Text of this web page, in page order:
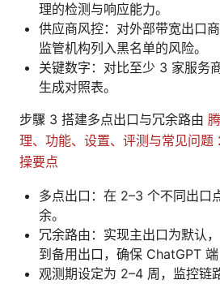
理的检测与响应能力。
供应商风控：对外部带宽出口
监管机构列入黑名单的风险。
关键数字：对比至少 3 家服务
生成对照表。
步驟 3 搭建多点出口与冗余路由
理、功能、设置、评测与常见问
操要点
多点出口：在 2–3 个不同出口
余。
冗余路由：实现主出口为默认
到备用出口，确保 ChatGPT 端
观测期设定为 2–4 周，监控链